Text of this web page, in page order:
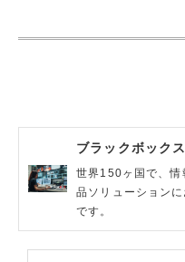
ブラックボック
世界150ヶ国で、情
品ソリューション
です。